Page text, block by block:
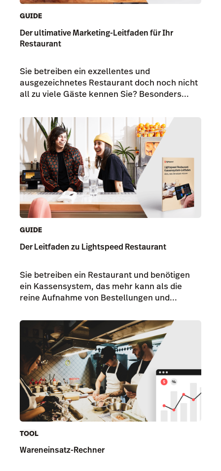
GUIDE
Der ultimative Marketing-Leitfaden für Ihr
Restaurant
Sie betreiben ein exzellentes und
ausgezeichnetes Restaurant doch noch nicht
all zu viele Gäste kennen Sie? Besonders...
GUIDE
Der Leitfaden zu Lightspeed Restaurant
Sie betreiben ein Restaurant und benötigen
ein Kassensystem, das mehr kann als die
reine Aufnahme von Bestellungen und...
TOOL
Wareneinsatz-Rechner